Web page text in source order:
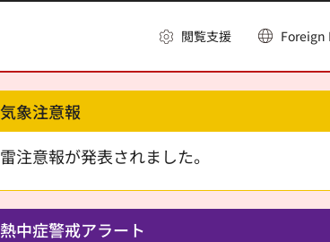
閲覧支援 Foreign
気象注意報
雷注意報が発表されました。
熱中症警戒アラート